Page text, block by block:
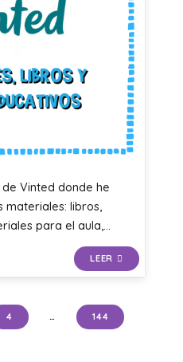
Vinted donde he
materiales: libros,
para el aula,…
LEER
4 … 144